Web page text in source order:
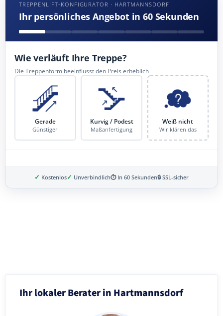
TREPPENLIFT-KONFIGURATOR · HARTMANNSDORF
Ihr persönliches Angebot in 60 Sekunden
Wie verläuft Ihre Treppe?
Die Treppenform beeinflusst den Preis erheblich
Gerade
Günstiger
Kurvig / Podest
Maßanfertigung
Weiß nicht
Wir klären das
✓ Kostenlos✓ Unverbindlich⏱ In 60 Sekunden🔒 SSL-sicher
Ihr lokaler Berater in Hartmannsdorf